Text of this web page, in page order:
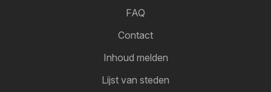
FAQ
Contact
Inhoud melden
Lijst van steden